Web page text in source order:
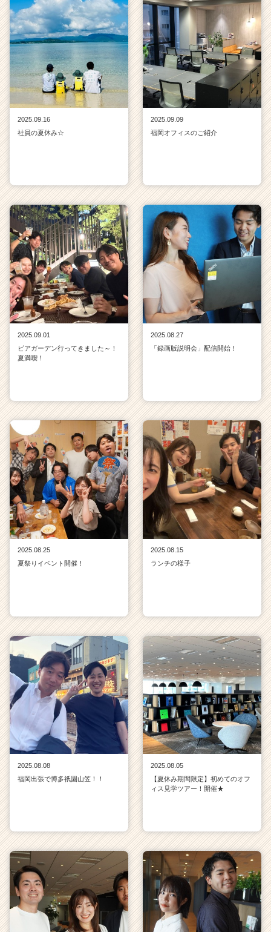
2025.09.16
社員の夏休み☆
2025.09.09
福岡オフィスのご紹介
2025.09.01
ビアガーデン行ってきました～！
夏満喫！
2025.08.27
「録画版説明会」配信開始！
2025.08.25
夏祭りイベント開催！
2025.08.15
ランチの様子
2025.08.08
福岡出張で博多祇園山笠！！
2025.08.05
【夏休み期間限定】初めてのオフ
ィス見学ツアー！開催★